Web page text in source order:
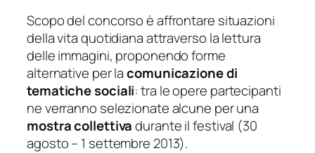
Scopo del concorso è affrontare situazioni
della vita quotidiana attraverso la lettura
delle immagini, proponendo forme
alternative per lacomunicazione di
tematiche sociali: tra le opere partecipanti
ne verranno selezionate alcune per una
mostra collettivadurante il festival (30
agosto – 1 settembre 2013).